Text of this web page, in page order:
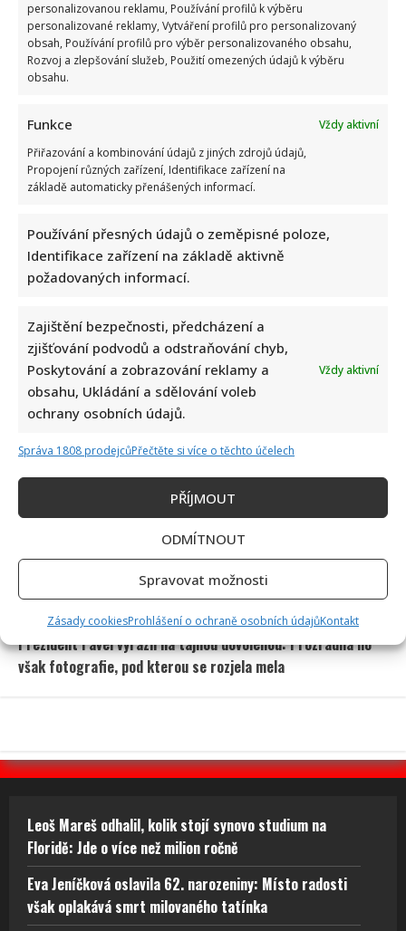
personalizovanou reklamu, Používání profilů k výběru
personalizované reklamy, Vytváření profilů pro personalizovaný
obsah, Používání profilů pro výběr personalizovaného obsahu,
Rozvoj a zlepšování služeb, Použití omezených údajů k výběru
obsahu.
Funkce
Vždy aktivní
Přiřazování a kombinování údajů z jiných zdrojů údajů,
Propojení různých zařízení, Identifikace zařízení na
základě automaticky přenášených informací.
Používání přesných údajů o zeměpisné poloze,
Identifikace zařízení na základě aktivně
požadovaných informací.
Zajištění bezpečnosti, předcházení a
zjišťování podvodů a odstraňování chyb,
Poskytování a zobrazování reklamy a
obsahu, Ukládání a sdělování voleb
ochrany osobních údajů.
Vždy aktivní
Správa 1808 prodejcůPřečtěte si více o těchto účelech
PŘÍJMOUT
ODMÍTNOUT
Spravovat možnosti
Zásady cookiesProhlášení o ochraně osobních údajůKontakt
Eva Jeníčková oslavila 62. narozeniny: Místo radosti však
Petr Novotný slaví 79 let: Oblíbený bavič 2x přežil vlastní
smrt, jeho sestra takové štěstí neměla
Petr Fiala sdílel video s delfíny, kvůli kterému je terčem
posměchu: Mnozí ho považují za bizár
Prezident Pavel vyrazil na tajnou dovolenou: Prozradila ho
však fotografie, pod kterou se rozjela mela
Leoš Mareš odhalil, kolik stojí synovo studium na
Floridě: Jde o více než milion ročně
Eva Jeníčková oslavila 62. narozeniny: Místo radosti
však oplakává smrt milovaného tatínka